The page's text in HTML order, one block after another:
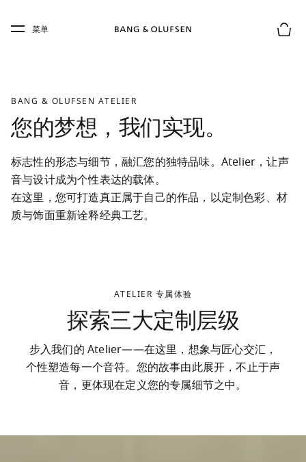
Skip to main footer
菜单
BANG & OLUFSEN ATELIER
您的梦想，我们实现。
标志性的形态与细节，融汇您的独特品味。Atelier，让声
音与设计成为个性表达的载体。
在这里，您可打造真正属于自己的作品，以定制色彩、材
质与饰面重新诠释经典工艺。
ATELIER 专属体验
探索三大定制层级
步入我们的 Atelier——在这里，想象与匠心交汇，
个性塑造每一个音符。您的故事由此展开，不止于声
音，更体现在定义您的专属细节之中。